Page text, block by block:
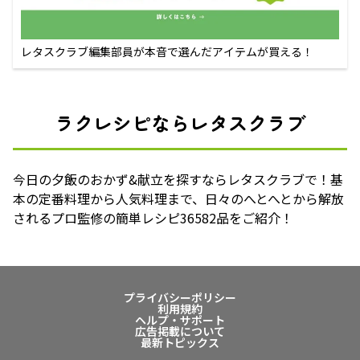
レタスクラブ編集部員が本音で選んだアイテムが買える！
ラクレシピならレタスクラブ
今日の夕飯のおかず&献立を探すならレタスクラブで！基
本の定番料理から人気料理まで、日々のへとへとから解放
されるプロ監修の簡単レシピ36582品をご紹介！
プライバシーポリシー
利用規約
ヘルプ・サポート
広告掲載について
最新トピックス